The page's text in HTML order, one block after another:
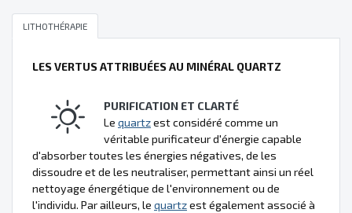
LITHOTHÉRAPIE
LES VERTUS ATTRIBUÉES AU MINÉRAL QUARTZ
PURIFICATION ET CLARTÉ
Le quartzest considéré comme un
véritable purificateur d'énergie capable
d'absorber toutes les énergies négatives, de les
dissoudre et de les neutraliser, permettant ainsi un réel
nettoyage énergétique de l'environnement ou de
l'individu. Par ailleurs, le quartzest également associé à